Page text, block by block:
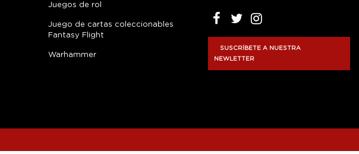
Juegos de rol
Juego de cartas coleccionables
Fantasy Flight
Warhammer
SUSCRÍBETE A NUESTRA
NEWLETTER